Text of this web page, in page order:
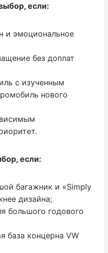
если:
и эмоциональное
без доплат
с изученным
нового
если:
багажник и «Simply
дизайна;
большого годового
база концерна VW